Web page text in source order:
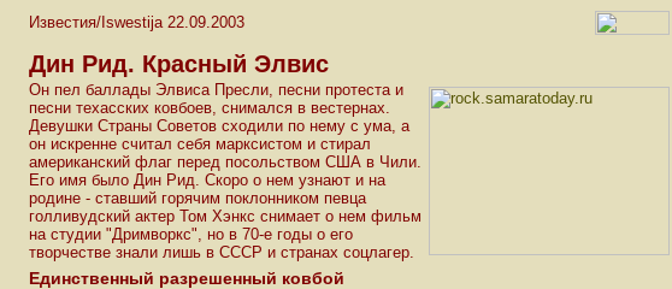
Известия/Iswestija 22.09.2003
Дин Рид. Красный Элвис
Он пел баллады Элвиса Пресли, песни протеста и
песни техасских ковбоев, снимался в вестернах.
Девушки Страны Советов сходили по нему с ума, а
он искренне считал себя марксистом и стирал
американский флаг перед посольством США в Чили.
Его имя было Дин Рид. Скоро о нем узнают и на
родине - ставший горячим поклонником певца
голливудский актер Том Хэнкс снимает о нем фильм
на студии "Дримворкс", но в 70-е годы о его
творчестве знали лишь в СССР и странах соцлагер.
Единственный разрешенный ковбой